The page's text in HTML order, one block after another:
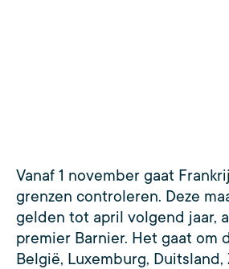
Vanaf 1 november gaat
grenzen controleren. Deze
gelden tot april volgend jaar,
premier Barnier. Het gaat om
België, Luxemburg, Duitsland,